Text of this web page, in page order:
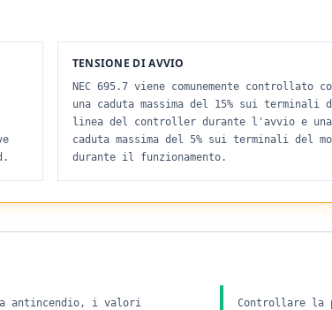
TENSIONE DI AVVIO
NEC 695.7 viene comunemente controllato
una caduta massima del 15% sui terminali
linea del controller durante l'avvio e una
caduta massima del 5% sui terminali del
durante il funzionamento.
antincendio, i valori
Controllare la